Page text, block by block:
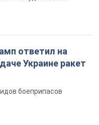
ответил на
Украине ракет
боеприпасов